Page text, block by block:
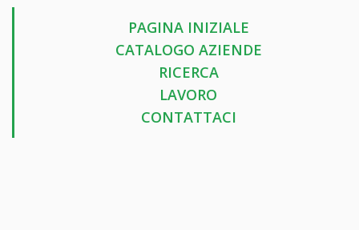
PAGINA INIZIALE
CATALOGO AZIENDE
RICERCA
LAVORO
CONTATTACI